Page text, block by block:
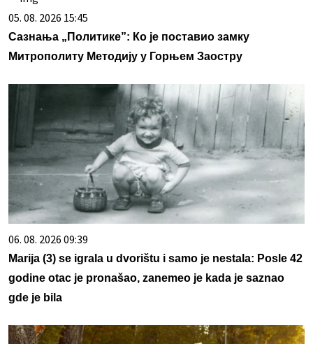
05. 08. 2026 15:45
Сазнања „Политике”: Ко је поставио замку
Митрополиту Методију у Горњем Заостру
06. 08. 2026 09:39
Marija (3) se igrala u dvorištu i samo je nestala: Posle 42
godine otac je pronašao, zanemeo je kada je saznao
gde je bila